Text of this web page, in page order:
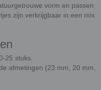
vorm en passen
zijn verkrijgbaar in een mix
25 stuks.
afmetingen (23 mm, 20 mm,